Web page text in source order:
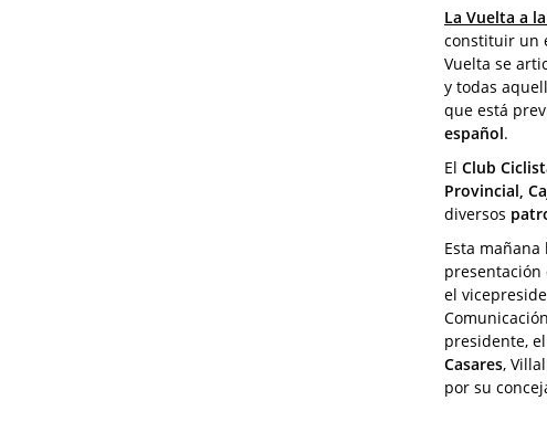
La Vuelta a
constituir un
Vuelta se
y todas
que está
español.
El Club
Provincial,
diversos
Esta
el
presidente,
Casares,
por su